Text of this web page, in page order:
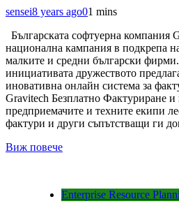
sensei8 years ago01 mins
Българската софтуерна компания
национална кампания в подкрепа
малките и средни български
инициативата дружеството
иновативна онлайн система за
Gravitech Безплатно Фактуриране и
предприемачите и техните екипи
фактури и други съпътстващи ги
Виж повече
Enterprise Resource